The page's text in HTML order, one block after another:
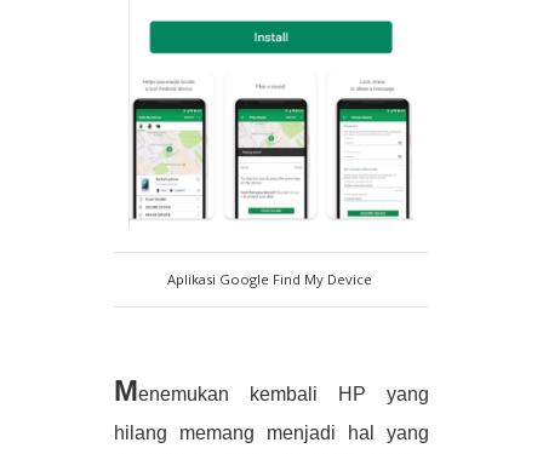
Aplikasi Google Find My Device
Menemukan kembali HP yang
hilang memang menjadi hal yang